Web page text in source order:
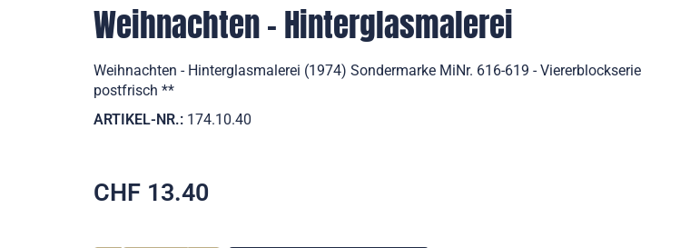
Weihnachten - Hinterglasmalerei
Weihnachten - Hinterglasmalerei (1974) Sondermarke MiNr. 616-619 - Viererblockserie
postfrisch **
ARTIKEL-NR.: 174.10.40
CHF 13.40